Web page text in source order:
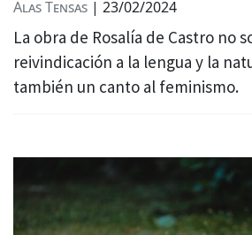
Alas Tensas | 23/02/2024
La obra de Rosalía de Castro no
reivindicación a la lengua y la
también un canto al feminismo.